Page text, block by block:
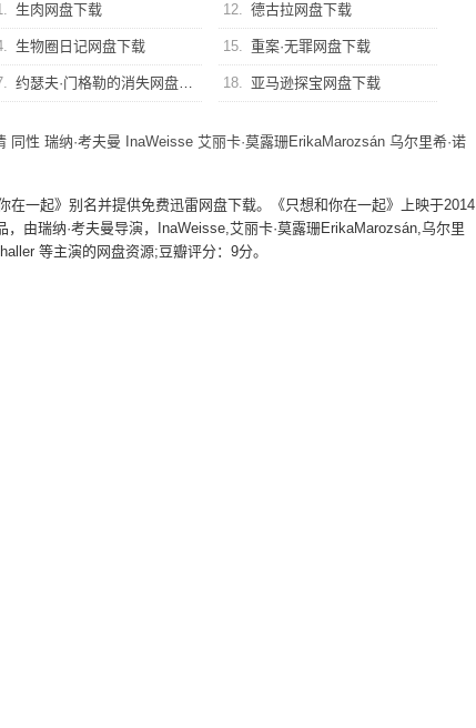
生肉网盘下载 12. 德古拉网盘下载
生物圈日记网盘下载 15. 重案·无罪网盘下载
约瑟夫·门格勒的消失网盘下载 18. 亚马逊探宝网盘下载
同性 瑞纳·考夫曼 InaWeisse 艾丽卡·莫露珊ErikaMarozsán 乌尔里希·诺
在一起》别名并提供免费迅雷网盘下载。《只想和你在一起》上映于2014
由瑞纳·考夫曼导演，InaWeisse,艾丽卡·莫露珊ErikaMarozsán,乌尔里
等主演的网盘资源;豆瓣评分：9分。